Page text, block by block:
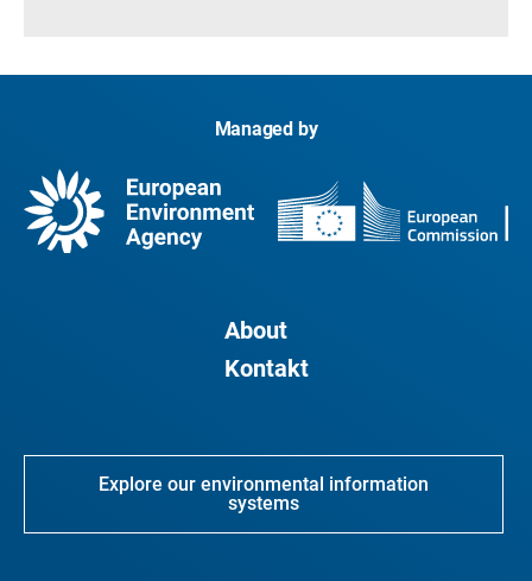
Managed by
About
Kontakt
Explore our environmental information
systems